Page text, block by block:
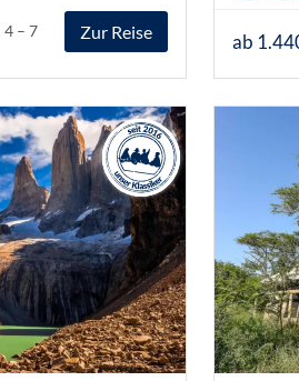
4 – 7 Zur Reise ab